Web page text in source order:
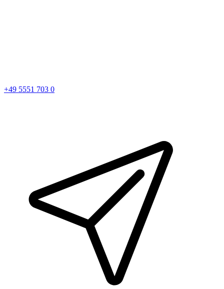
+49 5551 703 0